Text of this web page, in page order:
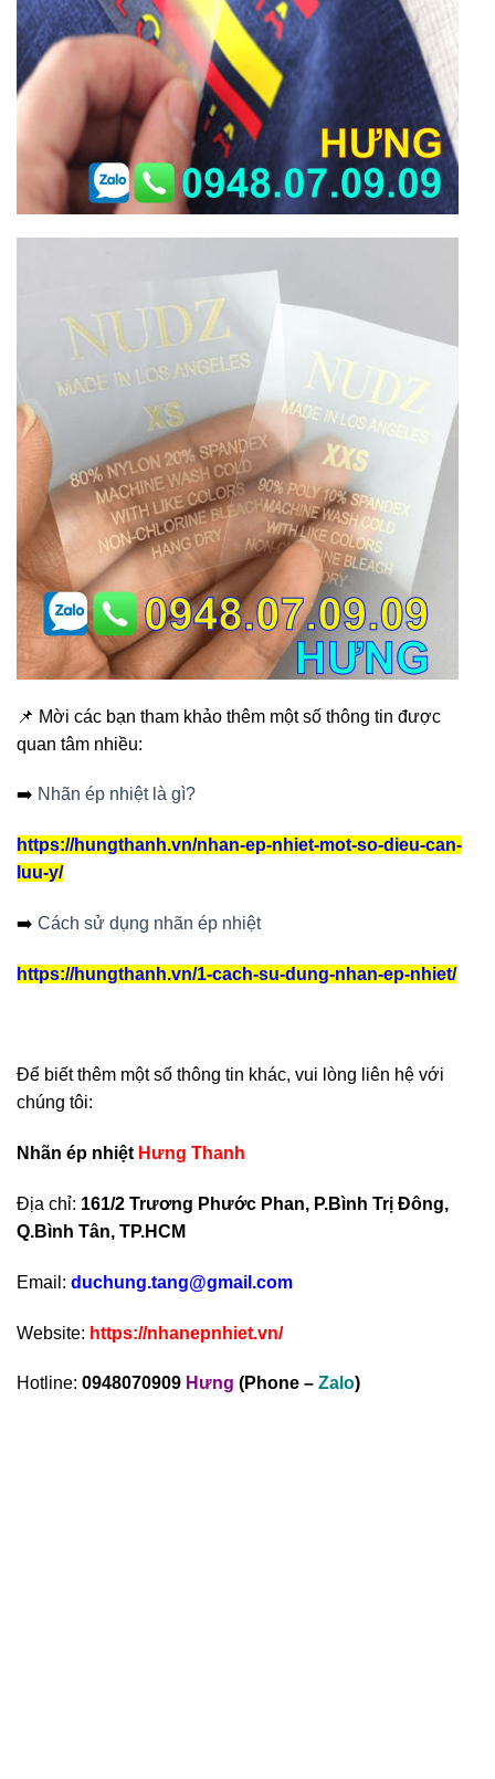
📌 Mời các bạn tham khảo thêm một số thông tin được
quan tâm nhiều:
➡️ Nhãn ép nhiệt là gì?
https://hungthanh.vn/nhan-ep-nhiet-mot-so-dieu-can-
luu-y/
➡️ Cách sử dụng nhãn ép nhiệt
https://hungthanh.vn/1-cach-su-dung-nhan-ep-nhiet/
Để biết thêm một số thông tin khác, vui lòng liên hệ với
chúng tôi:
Nhãn ép nhiệt Hưng Thanh
Địa chỉ: 161/2 Trương Phước Phan, P.Bình Trị Đông,
Q.Bình Tân, TP.HCM
Email: duchung.tang@gmail.com
Website: https://nhanepnhiet.vn/
Hotline: 0948070909 Hưng (Phone – Zalo)